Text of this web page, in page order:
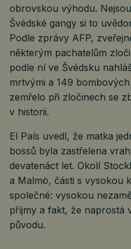
obrovskou výhodu.
Švédské gangy si to
Podle zprávy AFP,
některým pachatelům
podle ní ve Švédsku
mrtvými a 149
zemřelo při zločinech se
v historii.
El País uvedl, že matka
bossů byla zastřelena
devatenáct let. Okolí
a Malmö, části s vysokou
společné: vysokou
příjmy a fakt, že naprostá
původu.